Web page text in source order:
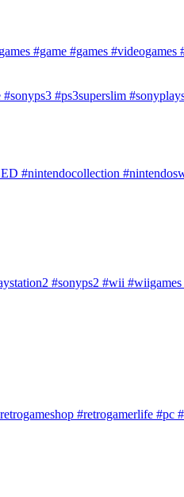
#game #games
#ps3superslim